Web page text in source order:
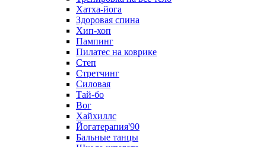
Хатха-йога
Здоровая спина
Хип-хоп
Пампинг
Пилатес на коврике
Степ
Стретчинг
Силовая
Тай-бо
Вог
Хайхиллс
Йогатерапия'90
Бальные танцы